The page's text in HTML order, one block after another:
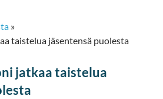
»
taistelua jäsentensä puolesta
jatkaa taistelua